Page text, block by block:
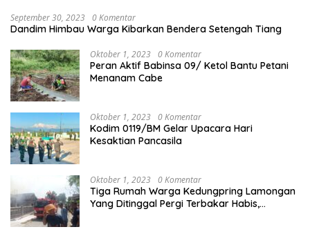
September 30, 2023 0 Komentar
Dandim Himbau Warga Kibarkan Bendera Setengah Tiang
Oktober 1, 2023 0 Komentar
Peran Aktif Babinsa 09/ Ketol Bantu Petani
Menanam Cabe
Oktober 1, 2023 0 Komentar
Kodim 0119/BM Gelar Upacara Hari
Kesaktian Pancasila
Oktober 1, 2023 0 Komentar
Tiga Rumah Warga Kedungpring Lamongan
Yang Ditinggal Pergi Terbakar Habis,